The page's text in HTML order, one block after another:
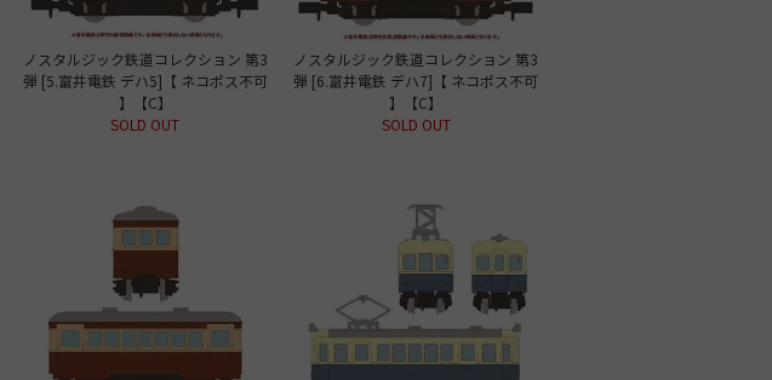
ノスタルジック鉄道コレクション 第3
弾 [5.富井電鉄 デハ5]【 ネコポス不可
】【C】
SOLD OUT
ノスタルジック鉄道コレクション 第3
弾 [6.富井電鉄 デハ7]【 ネコポス不可
】【C】
SOLD OUT